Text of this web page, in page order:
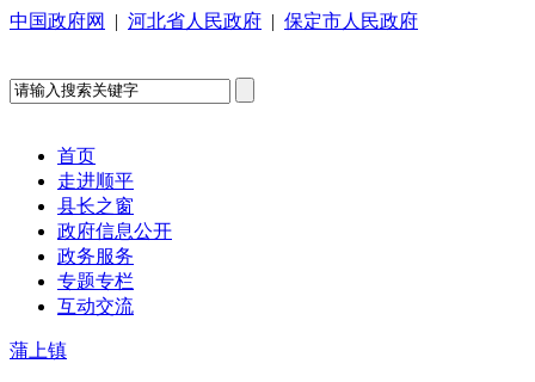
中国政府网 | 河北省人民政府 | 保定市人民政府
首页
走进顺平
县长之窗
政府信息公开
政务服务
专题专栏
互动交流
蒲上镇